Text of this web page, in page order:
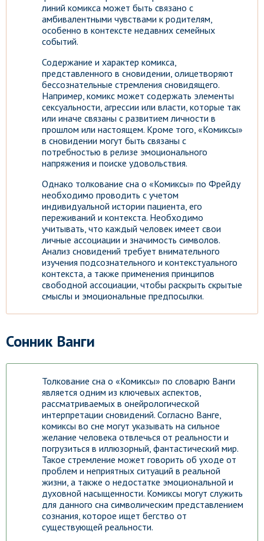
линий комикса может быть связано с
амбивалентными чувствами к родителям,
особенно в контексте недавних семейных
событий.
Содержание и характер комикса,
представленного в сновидении, олицетворяют
бессознательные стремления сновидящего.
Например, комикс может содержать элементы
сексуальности, агрессии или власти, которые так
или иначе связаны с развитием личности в
прошлом или настоящем. Кроме того, «Комиксы»
в сновидении могут быть связаны с
потребностью в релизе эмоционального
напряжения и поиске удовольствия.
Однако толкование сна о «Комиксы» по Фрейду
необходимо проводить с учетом
индивидуальной истории пациента, его
переживаний и контекста. Необходимо
учитывать, что каждый человек имеет свои
личные ассоциации и значимость символов.
Анализ сновидений требует внимательного
изучения подсознательного и контекстуального
контекста, а также применения принципов
свободной ассоциации, чтобы раскрыть скрытые
смыслы и эмоциональные предпосылки.
Сонник Ванги
Толкование сна о «Комиксы» по словарю Ванги
является одним из ключевых аспектов,
рассматриваемых в онейрологической
интерпретации сновидений. Согласно Ванге,
комиксы во сне могут указывать на сильное
желание человека отвлечься от реальности и
погрузиться в иллюзорный, фантастический мир.
Такое стремление может говорить об уходе от
проблем и неприятных ситуаций в реальной
жизни, а также о недостатке эмоциональной и
духовной насыщенности. Комиксы могут служить
для данного сна символическим представлением
сознания, которое ищет бегство от
существующей реальности.